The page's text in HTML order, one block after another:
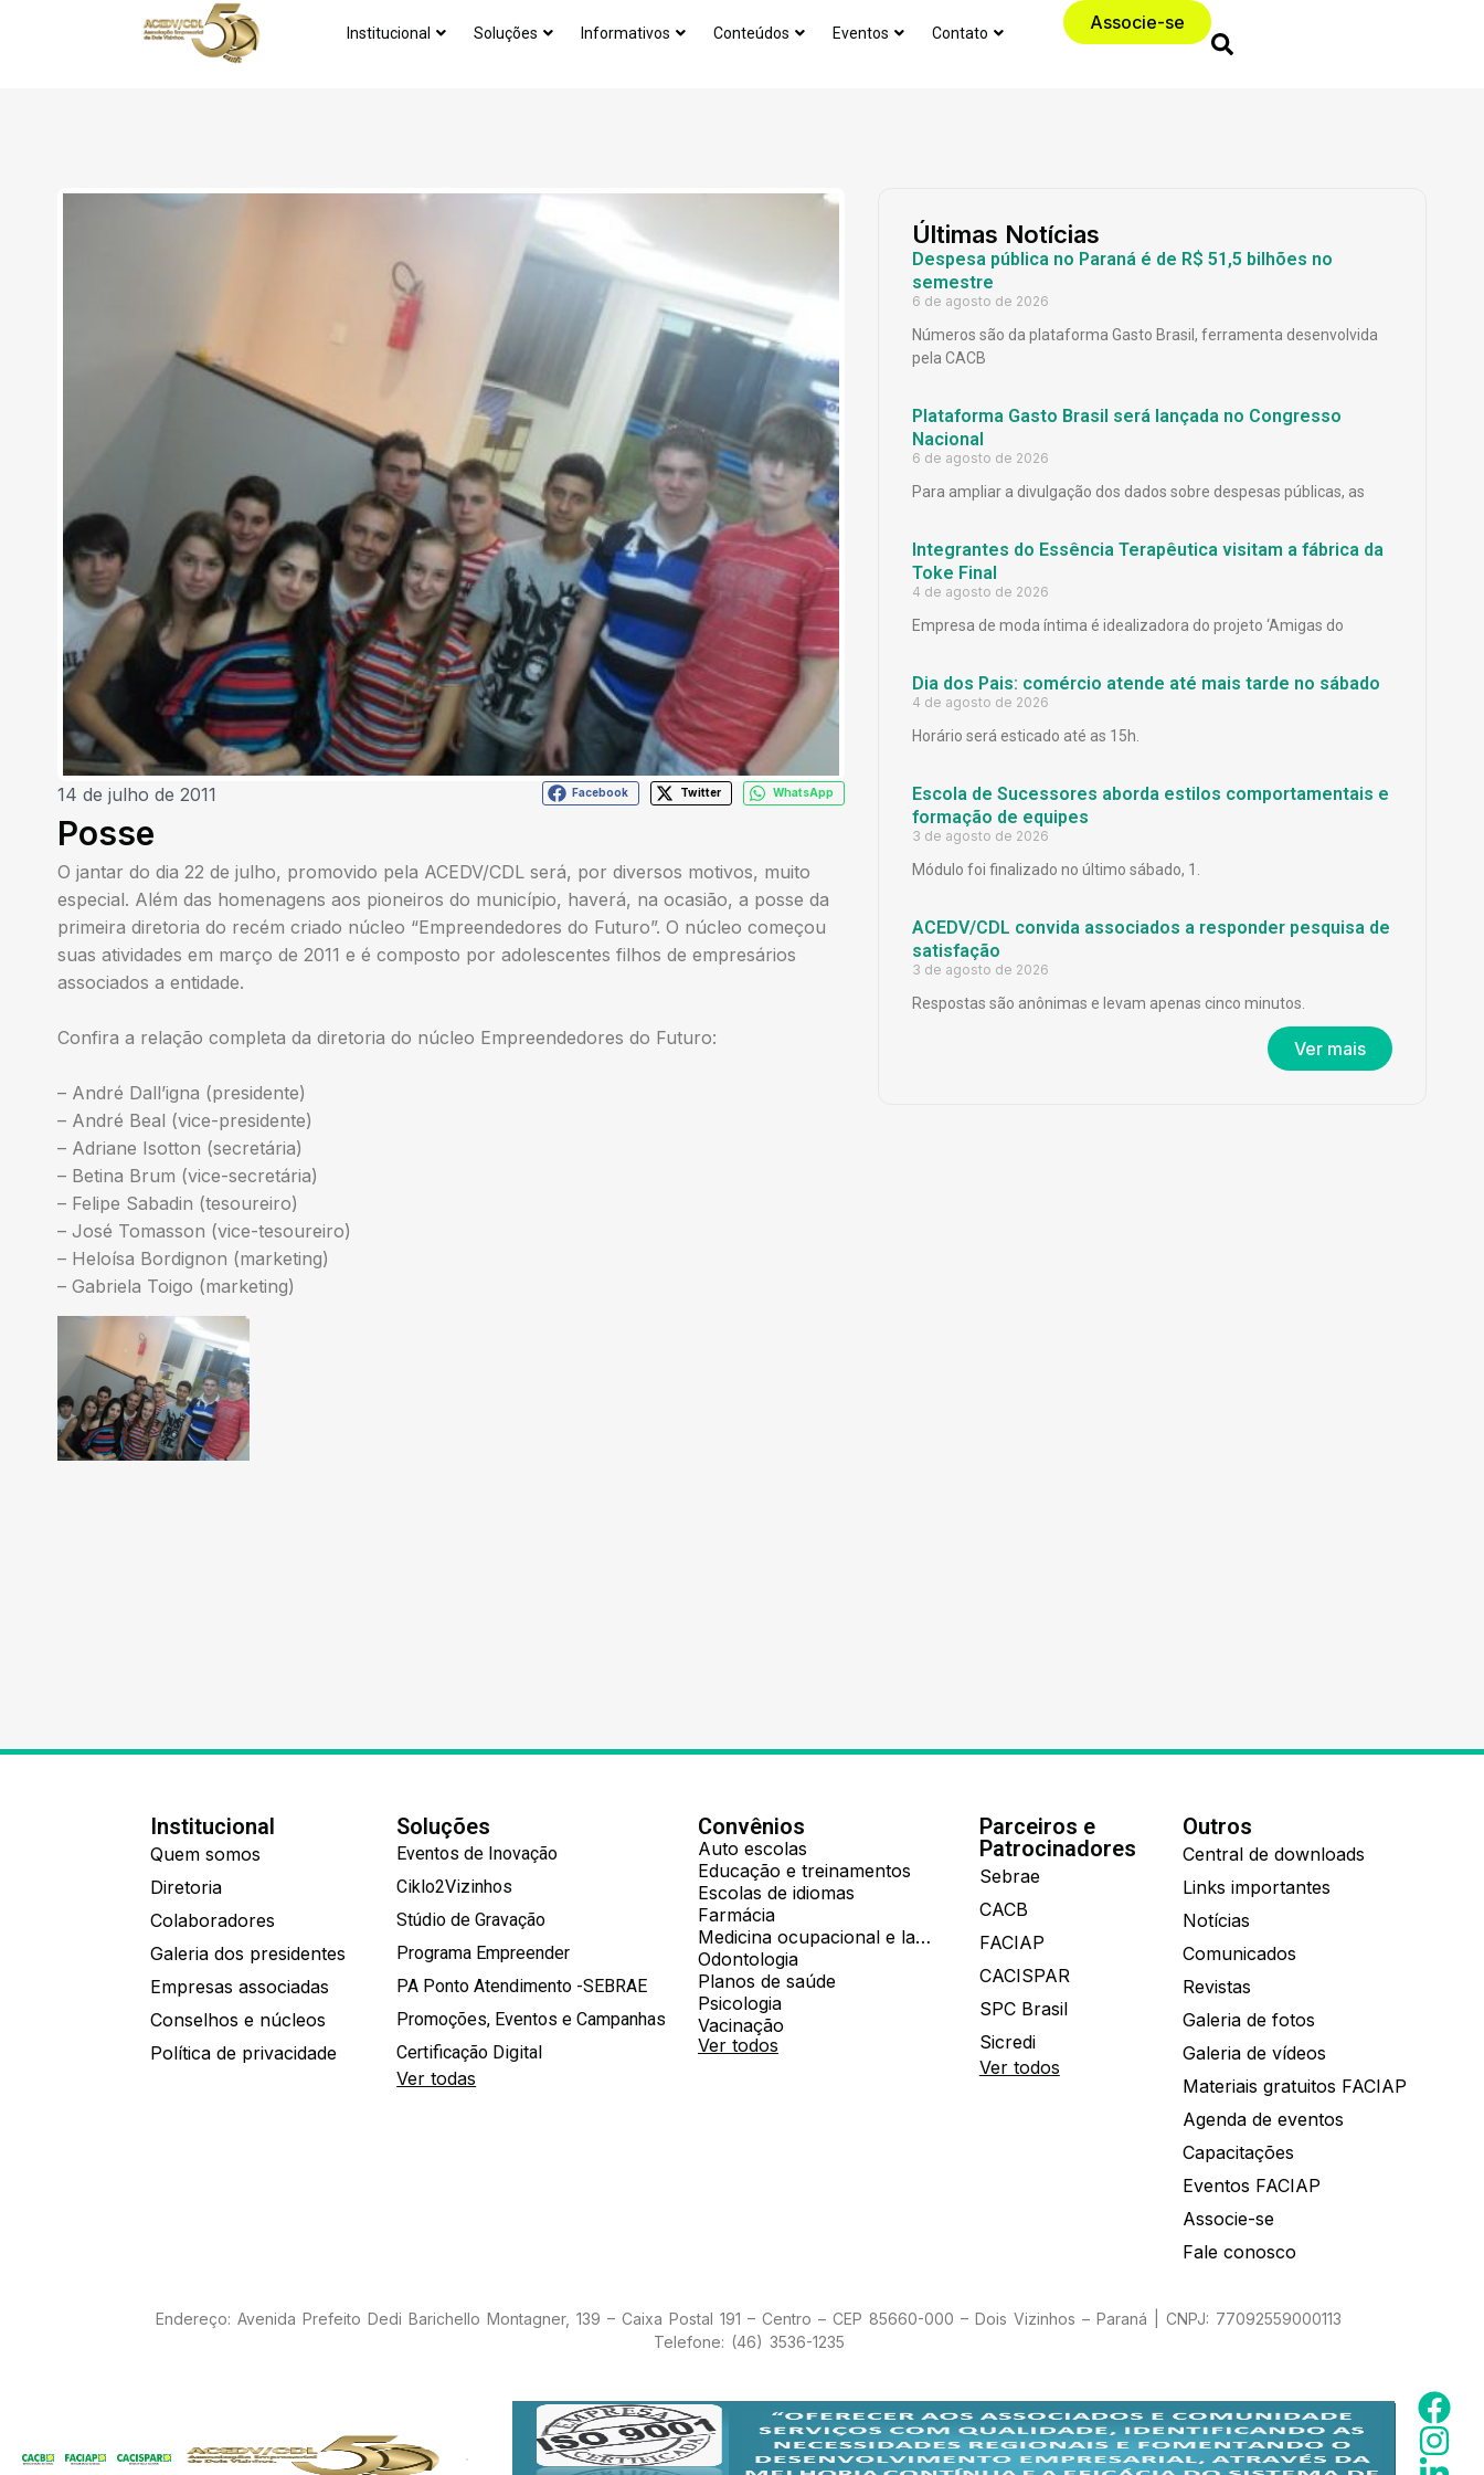
Institucional Soluções Informativos Conteúdos Eventos Contato Associe-se
14 de julho de 2011 Facebook Twitter WhatsApp
Posse
O jantar do dia 22 de julho, promovido pela ACEDV/CDL será, por diversos motivos, muito
especial. Além das homenagens aos pioneiros do município, haverá, na ocasião, a posse da
primeira diretoria do recém criado núcleo “Empreendedores do Futuro”. O núcleo começou
suas atividades em março de 2011 e é composto por adolescentes filhos de empresários
associados a entidade.
Confira a relação completa da diretoria do núcleo Empreendedores do Futuro:
– André Dall’igna (presidente)
– André Beal (vice-presidente)
– Adriane Isotton (secretária)
– Betina Brum (vice-secretária)
– Felipe Sabadin (tesoureiro)
– José Tomasson (vice-tesoureiro)
– Heloísa Bordignon (marketing)
– Gabriela Toigo (marketing)
Últimas Notícias
Despesa pública no Paraná é de R$ 51,5 bilhões no
semestre
6 de agosto de 2026
Números são da plataforma Gasto Brasil, ferramenta desenvolvida
pela CACB
Plataforma Gasto Brasil será lançada no Congresso
Nacional
6 de agosto de 2026
Para ampliar a divulgação dos dados sobre despesas públicas, as
Integrantes do Essência Terapêutica visitam a fábrica da
Toke Final
4 de agosto de 2026
Empresa de moda íntima é idealizadora do projeto ‘Amigas do
Dia dos Pais: comércio atende até mais tarde no sábado
4 de agosto de 2026
Horário será esticado até as 15h.
Escola de Sucessores aborda estilos comportamentais e
formação de equipes
3 de agosto de 2026
Módulo foi finalizado no último sábado, 1.
ACEDV/CDL convida associados a responder pesquisa de
satisfação
3 de agosto de 2026
Respostas são anônimas e levam apenas cinco minutos.
Ver mais
Institucional
Quem somos
Diretoria
Colaboradores
Galeria dos presidentes
Empresas associadas
Conselhos e núcleos
Política de privacidade
Soluções
Eventos de Inovação
Ciklo2Vizinhos
Stúdio de Gravação
Programa Empreender
PA Ponto Atendimento -SEBRAE
Promoções, Eventos e Campanhas
Certificação Digital
Ver todas
Convênios
Auto escolas
Educação e treinamentos
Escolas de idiomas
Farmácia
Medicina ocupacional e laboratorial
Odontologia
Planos de saúde
Psicologia
Vacinação
Ver todos
Parceiros e
Patrocinadores
Sebrae
CACB
FACIAP
CACISPAR
SPC Brasil
Sicredi
Ver todos
Outros
Central de downloads
Links importantes
Notícias
Comunicados
Revistas
Galeria de fotos
Galeria de vídeos
Materiais gratuitos FACIAP
Agenda de eventos
Capacitações
Eventos FACIAP
Associe-se
Fale conosco
Endereço: Avenida Prefeito Dedi Barichello Montagner, 139 – Caixa Postal 191 – Centro – CEP 85660-000 – Dois Vizinhos – Paraná | CNPJ: 77092559000113
Telefone: (46) 3536-1235